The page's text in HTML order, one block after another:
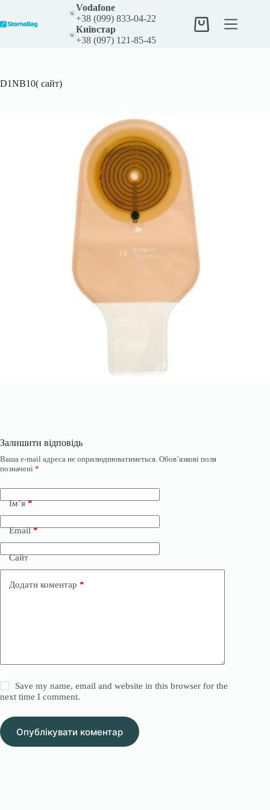
вмісту
Vodafone
+38 (099) 833-04-22
Київстар
+38 (097) 121-85-45
Кошик
D1NB10( сайт)
Залишити відповідь
Ваша e-mail адреса не оприлюднюватиметься. Обов’язкові поля
позначені *
Ім’я*
Email*
Сайт
Додати коментар *
Save my name, email and website in this browser for the
next time I comment.
Опублікувати коментар